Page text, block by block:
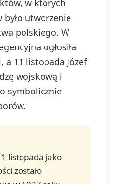
w których
utworzenie
polskiego. W
ogłosiła
a 11 listopada Józef
wojskową i
symbolicznie
listopada jako
zostało